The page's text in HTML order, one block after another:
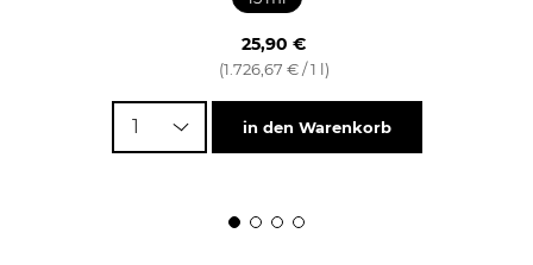
25,90 €
(1.726,67 € / 1 l)
1 in den Warenkorb